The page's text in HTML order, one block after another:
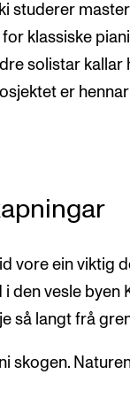
ansatte
lys og video
studerer
klassiske
solistar kallar
er
vore ein viktig
den vesle byen
så langt frå
skogen.